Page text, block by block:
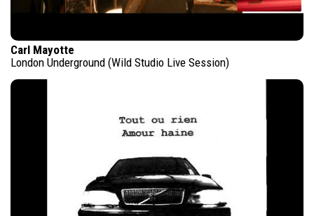
Carl Mayotte
London Underground (Wild Studio Live Session)